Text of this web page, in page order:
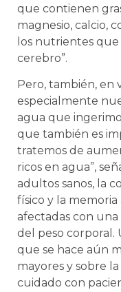
que contienen
magnesio, calcio,
los nutrientes
cerebro”.
Pero, también, en
especialmente
agua que
que también es
tratemos de
ricos en agua”,
adultos sanos, la
físico y la
afectadas con
del peso corporal.
que se hace aún
mayores y sobre
cuidado con